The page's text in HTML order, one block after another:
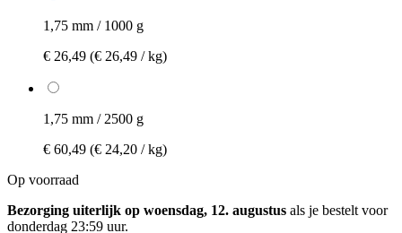
1,75 mm / 1000 g
€ 26,49 (€ 26,49 / kg)
1,75 mm / 2500 g
€ 60,49 (€ 24,20 / kg)
Op voorraad
Bezorging uiterlijk op woensdag, 12. augustus als je bestelt voor
donderdag 23:59 uur.